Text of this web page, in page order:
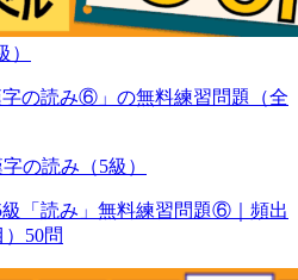
字の読み⑥」の無料練習問題（全
の読み（5級）
級「読み」無料練習問題⑥｜頻出
50問